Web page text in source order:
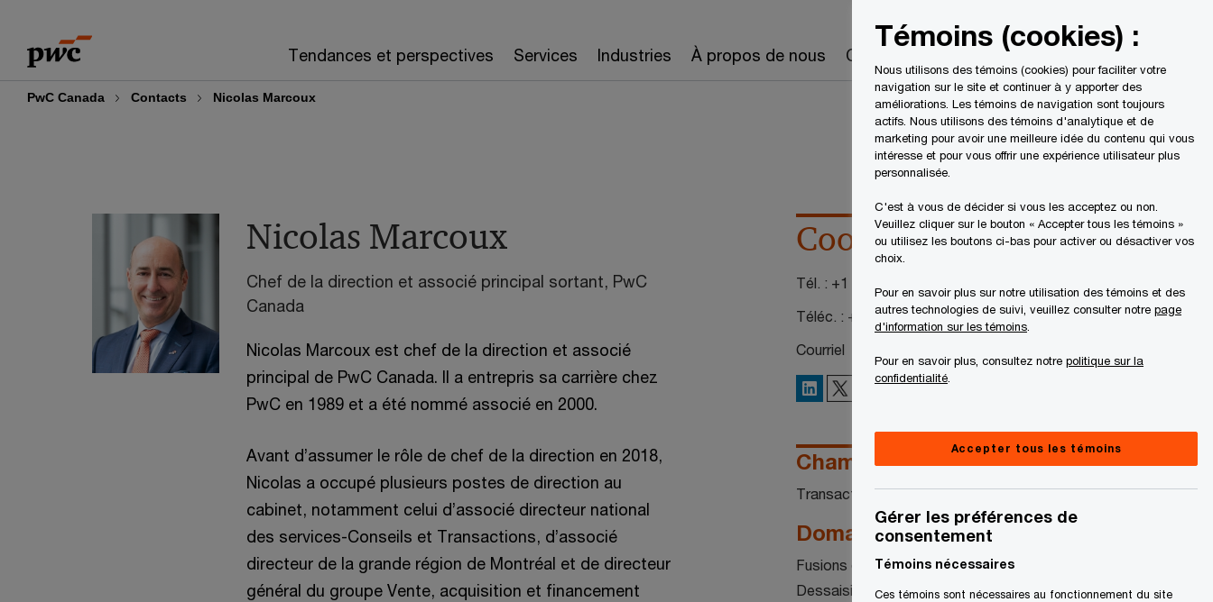
content
footer
Tendances et perspectives Services Industries À propos de nous Carrières Recherche
PwC Canada Contacts Nicolas Marcoux
Nicolas Marcoux
Chef de la direction et associé principal sortant, PwC
Canada
Nicolas Marcoux est chef de la direction et associé
principal de PwC Canada. Il a entrepris sa carrière chez
PwC en 1989 et a été nommé associé en 2000.
Avant d’assumer le rôle de chef de la direction en 2018,
Nicolas a occupé plusieurs postes de direction au
cabinet, notamment celui d’associé directeur national
des services-Conseils et Transactions, d’associé
directeur de la grande région de Montréal et de directeur
général du groupe Vente, acquisition et financement
Coordonnées
Tél. : +1 416 687-8263
Téléc. : +1 514 205 5363
Courriel
LinkedIn
X
Champs de compétences
Transactions
Domaines de spécialisation
Fusions et acquisitions
Dessaisissements
Témoins (cookies) :
Nous utilisons des témoins (cookies) pour faciliter votre
navigation sur le site et continuer à y apporter des
améliorations. Les témoins de navigation sont toujours
actifs. Nous utilisons des témoins d'analytique et de
marketing pour avoir une meilleure idée du contenu qui vous
intéresse et pour vous offrir une expérience utilisateur plus
personnalisée.
C'est à vous de décider si vous les acceptez ou non.
Veuillez cliquer sur le bouton « Accepter tous les témoins »
ou utilisez les boutons ci-bas pour activer ou désactiver vos
choix.
Pour en savoir plus sur notre utilisation des témoins et des
autres technologies de suivi, veuillez consulter notre page
d'information sur les témoins
Pour en savoir plus, consultez notre politique sur la
confidentialité
Accepter tous les témoins
Gérer les préférences de
consentement
Témoins nécessaires
Ces témoins sont nécessaires au fonctionnement du site